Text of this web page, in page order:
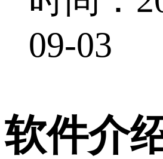
09-03
软件介